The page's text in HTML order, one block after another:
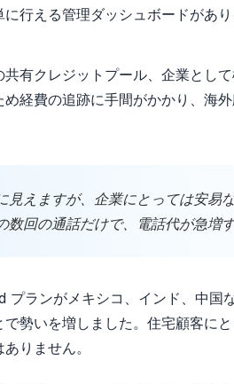
行える管理ダッシュボードがあ
共有クレジットプール、企業とし
経費の追跡に手間がかかり、海
えますが、企業にとっては安易
回の通話だけで、電話代が急増
プランがメキシコ、インド、中国
勢いを増しました。住宅顧客にと
りません。